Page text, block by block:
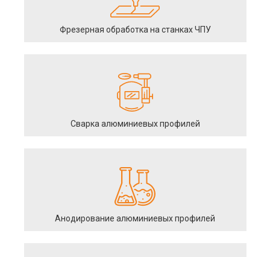
Фрезерная обработка на станках ЧПУ
Сварка алюминиевых профилей
Анодирование алюминиевых профилей